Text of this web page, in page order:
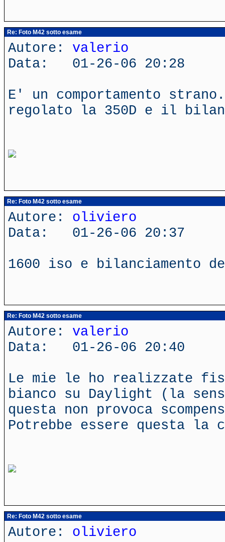
Re: Foto M42 sotto esame
Autore: valerio
Data: 01-26-06 20:28
E' un comportamento
regolato la 350D e il
Re: Foto M42 sotto esame
Autore: oliviero
Data: 01-26-06 20:37
1600 iso e bilanciamento
Re: Foto M42 sotto esame
Autore: valerio
Data: 01-26-06 20:40
Le mie le ho realizzate
bianco su Daylight (la
questa non provoca
Potrebbe essere questa la
Re: Foto M42 sotto esame
Autore: oliviero